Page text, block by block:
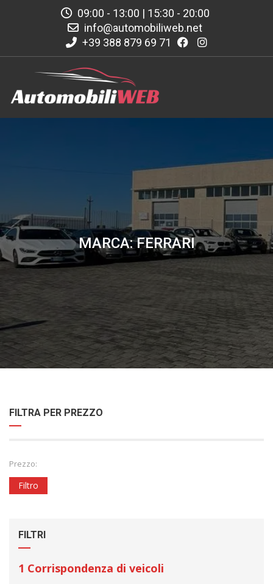
09:00 - 13:00 | 15:30 - 20:00
info@automobiliweb.net
+39 388 879 69 71
MARCA: FERRARI
FILTRA PER PREZZO
Prezzo:
Filtro
FILTRI
1 Corrispondenza di veicoli